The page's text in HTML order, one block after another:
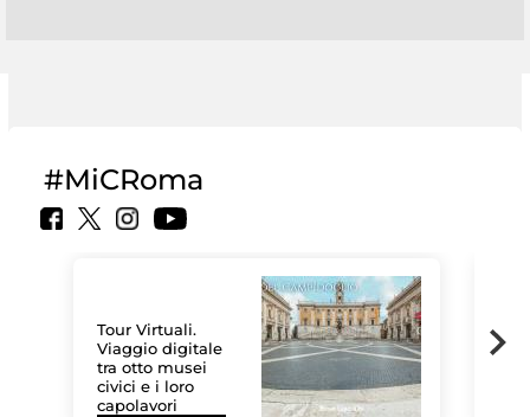
#MiCRoma
Tour Virtuali.
Viaggio digitale
tra otto musei
civici e i loro
capolavori